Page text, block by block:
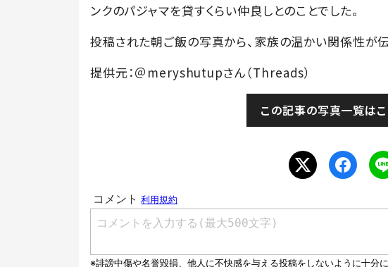
ンクのパジャマを貸すくらい仲良しとのことでした。
投稿された朝ご飯の写真から、家族の温かい関係性が伝
提供元：＠meryshutupさん（Threads）
この記事の写真一覧はこ